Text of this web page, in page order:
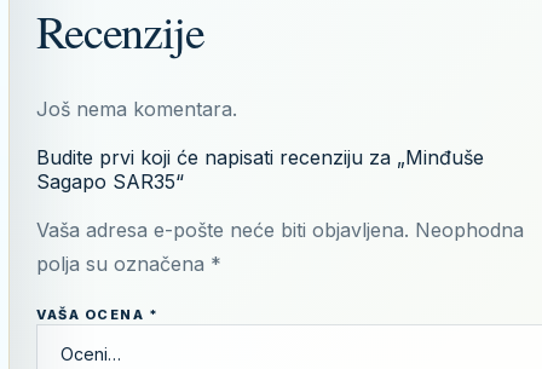
Recenzije
Još nema komentara.
Budite prvi koji će napisati recenziju za „Minđuše
Sagapo SAR35“
Vaša adresa e-pošte neće biti objavljena. Neophodna
polja su označena *
VAŠA OCENA *